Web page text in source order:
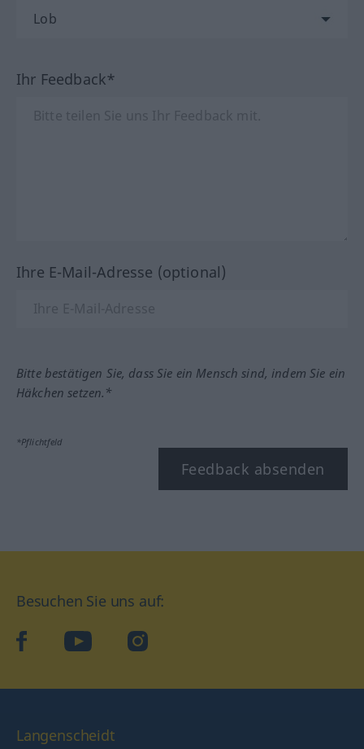
Ihr Feedback*
Ihre E-Mail-Adresse (optional)
Bitte bestätigen Sie, dass Sie ein Mensch sind, indem Sie ein
Häkchen setzen.*
*Pflichtfeld
Feedback absenden
Besuchen Sie uns auf:
facebook YouTube Instagram
Langenscheidt